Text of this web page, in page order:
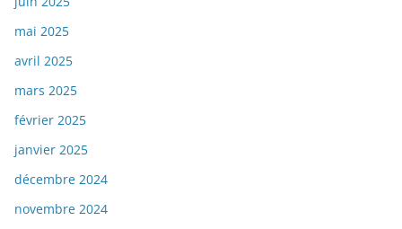
mai 2025
avril 2025
mars 2025
février 2025
janvier 2025
décembre 2024
novembre 2024